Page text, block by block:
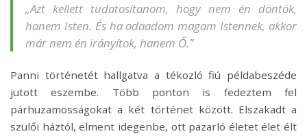
„Azt kellett tudatosítanom, hogy nem én döntök,
hanem Isten. És ha odaadom magam Istennek, akkor
már nem én irányítok, hanem Ő.”
Panni történetét hallgatva a tékozló fiú példabeszéde
jutott eszembe. Több ponton is fedeztem fel
párhuzamosságokat a két történet között. Elszakadt a
szülői háztól, elment idegenbe, ott pazarló életet élet élt